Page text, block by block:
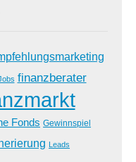
finanzberater
Fonds Gewinnspiel
Leads